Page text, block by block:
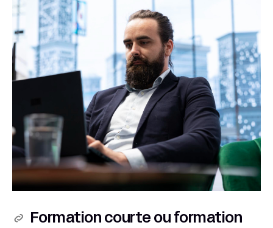
Formation courte ou formation